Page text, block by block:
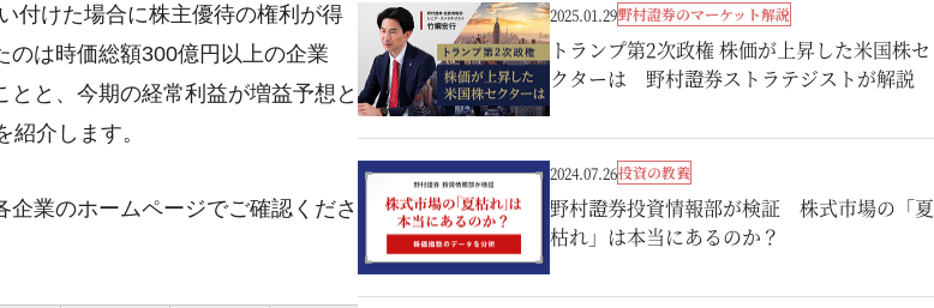
付けた場合に株主優待の権利が得
のは時価総額300億円以上の企業
と、今期の経常利益が増益予想と
介します。
業のホームページでご確認くださ
2025.01.29野村證券のマーケット解説
トランプ第2次政権 株価が上昇した米国株セ
クターは 野村證券ストラテジストが解説
2024.07.26投資の教養
野村證券投資情報部が検証 株式市場の「夏
枯れ」は本当にあるのか？